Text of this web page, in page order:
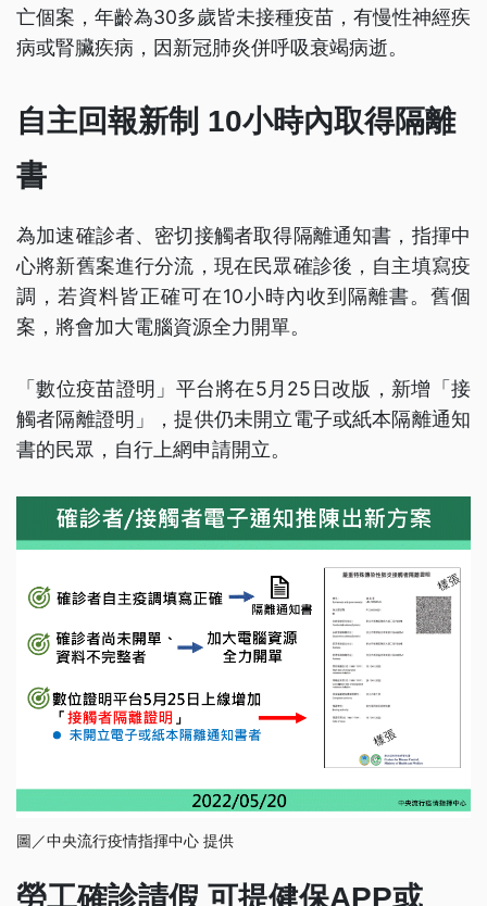
亡個案，年齡為30多歲皆未接種疫苗，有慢性神經疾
病或腎臟疾病，因新冠肺炎併呼吸衰竭病逝。
自主回報新制 10小時內取得隔離
書
為加速確診者、密切接觸者取得隔離通知書，指揮中
心將新舊案進行分流，現在民眾確診後，自主填寫疫
調，若資料皆正確可在10小時內收到隔離書。舊個
案，將會加大電腦資源全力開單。
「數位疫苗證明」平台將在5月25日改版，新增「接
觸者隔離證明」，提供仍未開立電子或紙本隔離通知
書的民眾，自行上網申請開立。
圖／中央流行疫情指揮中心 提供
勞工確診請假 可提健保APP或